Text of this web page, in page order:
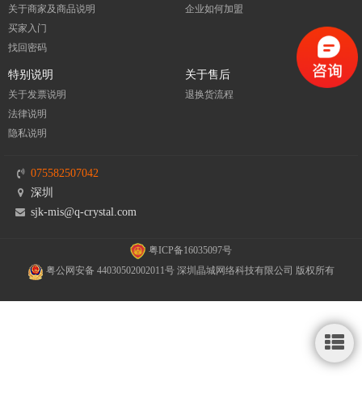
侧
关于商家及商品说明
买家入门
找回密码
企业如何加盟
特别说明
关于发票说明
法律说明
隐私说明
关于售后
退换货流程
075582507042
深圳
sjk-mis@q-crystal.com
粤ICP备16035097号
粤公网安备 44030502002011号 深圳晶城网络科技有限公司 版权所有